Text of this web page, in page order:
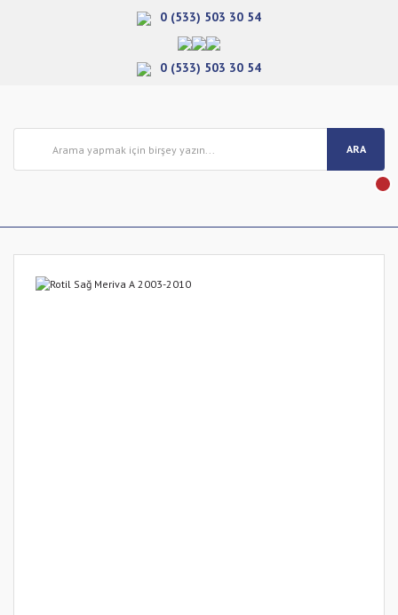
0 (533) 503 30 54
0 (533) 503 30 54
ARA